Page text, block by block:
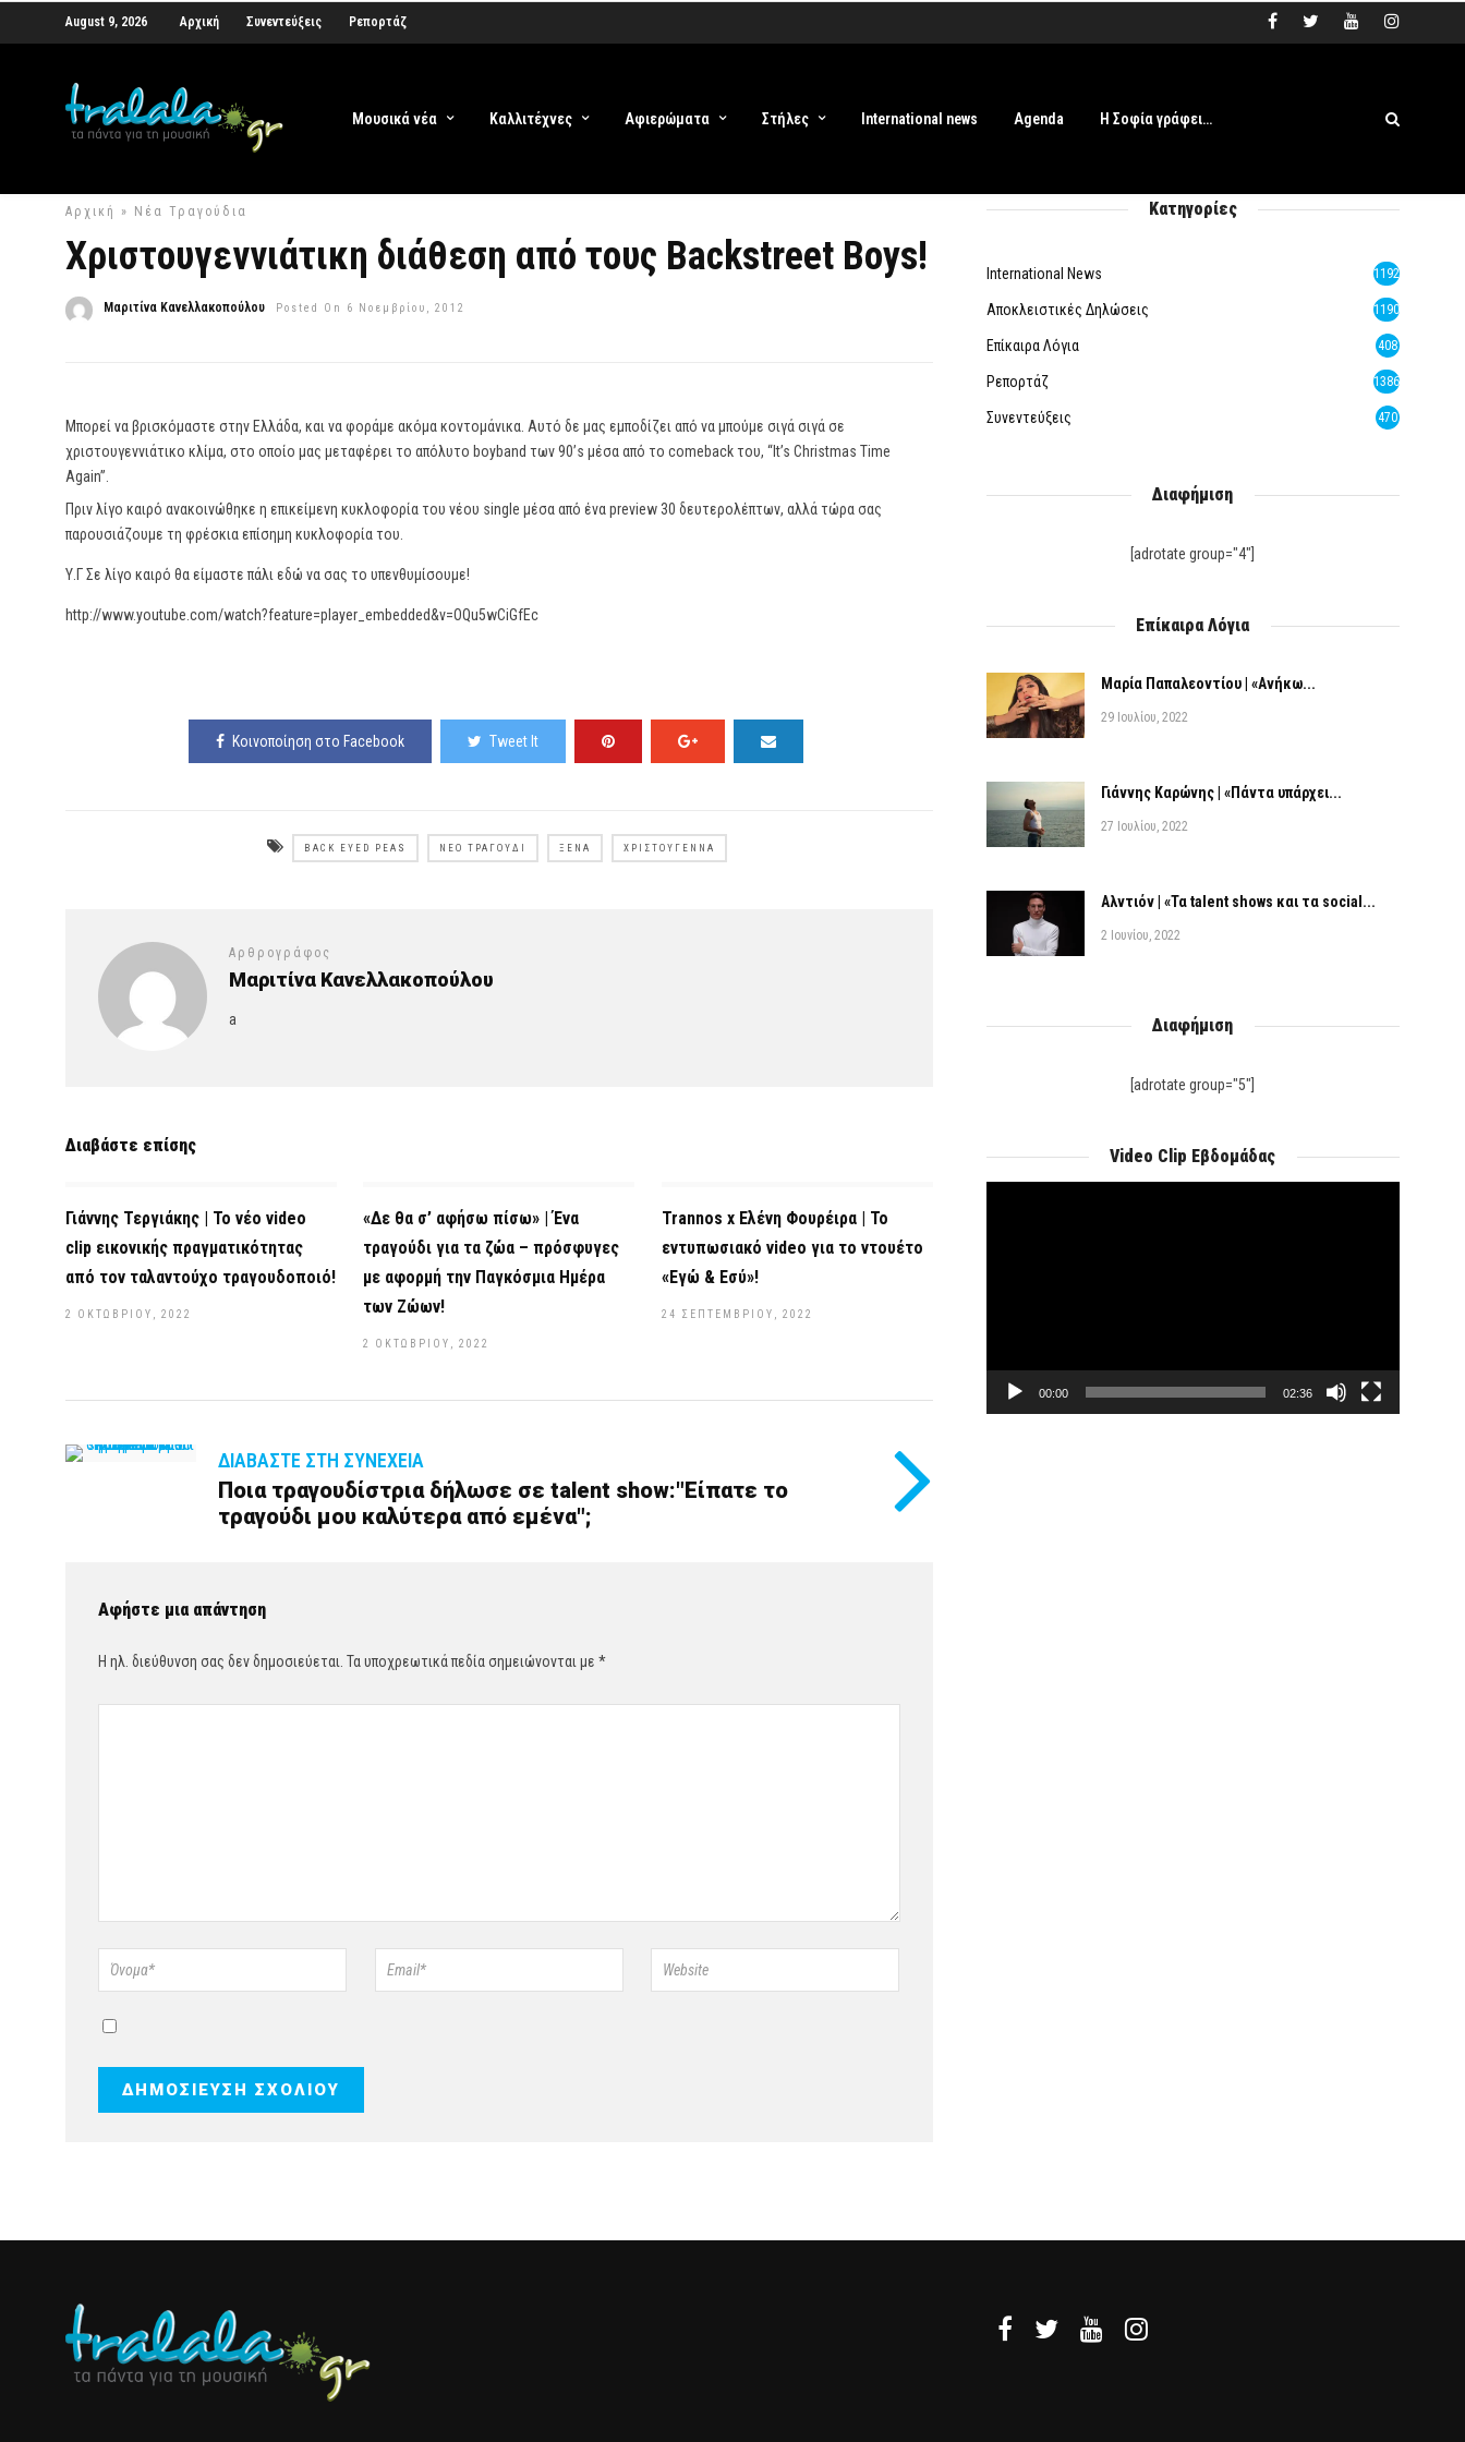
August 9, 2026 Αρχική Συνεντεύξεις Ρεπορτάζ
Μουσικά νέα Καλλιτέχνες Αφιερώματα Στήλες International news Agenda Η Σοφία γράφει…
Αρχική » Νέα Τραγούδια
Χριστουγεννιάτικη διάθεση από τους Backstreet Boys!
Μαριτίνα Κανελλακοπούλου Posted On 6 Νοεμβρίου, 2012
Μπορεί να βρισκόμαστε στην Ελλάδα, και να φοράμε ακόμα κοντομάνικα. Αυτό δε μας εμποδίζει από να μπούμε σιγά σιγά σε
χριστουγεννιάτικο κλίμα, στο οποίο μας μεταφέρει το απόλυτο boyband των 90’s μέσα από το comeback του, “It’s Christmas Time
Again”.
Πριν λίγο καιρό ανακοινώθηκε η επικείμενη κυκλοφορία του νέου single μέσα από ένα preview 30 δευτερολέπτων, αλλά τώρα σας
παρουσιάζουμε τη φρέσκια επίσημη κυκλοφορία του.
Υ.Γ Σε λίγο καιρό θα είμαστε πάλι εδώ να σας το υπενθυμίσουμε!
http://www.youtube.com/watch?feature=player_embedded&v=OQu5wCiGfEc
Κοινοποίηση στο Facebook Tweet It
BACK EYED PEAS ΝΈΟ ΤΡΑΓΟΎΔΙ ΞΈΝΑ ΧΡΙΣΤΟΎΓΕΝΝΑ
Αρθρογράφος
Μαριτίνα Κανελλακοπούλου
a
Διαβάστε επίσης
Γιάννης Τεργιάκης | Το νέο video
clip εικονικής πραγματικότητας
από τον ταλαντούχο τραγουδοποιό!
2 ΟΚΤΩΒΡΊΟΥ, 2022
«Δε θα σ’ αφήσω πίσω» | Ένα
τραγούδι για τα ζώα – πρόσφυγες
με αφορμή την Παγκόσμια Ημέρα
των Ζώων!
2 ΟΚΤΩΒΡΊΟΥ, 2022
Trannos x Ελένη Φουρέιρα | Το
εντυπωσιακό video για το ντουέτο
«Εγώ & Εσύ»!
24 ΣΕΠΤΕΜΒΡΊΟΥ, 2022
ΔΙΑΒΆΣΤΕ ΣΤΗ ΣΥΝΈΧΕΙΑ
Ποια τραγουδίστρια δήλωσε σε talent show:"Είπατε το
τραγούδι μου καλύτερα από εμένα";
Αφήστε μια απάντηση
Η ηλ. διεύθυνση σας δεν δημοσιεύεται. Τα υποχρεωτικά πεδία σημειώνονται με *
Κατηγορίες
International News 1192
Αποκλειστικές Δηλώσεις 1190
Επίκαιρα Λόγια 408
Ρεπορτάζ 1386
Συνεντεύξεις 470
Διαφήμιση
[adrotate group="4"]
Επίκαιρα Λόγια
Μαρία Παπαλεοντίου | «Ανήκω...
29 Ιουλίου, 2022
Γιάννης Καρώνης | «Πάντα υπάρχει...
27 Ιουλίου, 2022
Αλντιόν | «Τα talent shows και τα social...
2 Ιουνίου, 2022
Διαφήμιση
[adrotate group="5"]
Video Clip Εβδομάδας
00:00 02:36